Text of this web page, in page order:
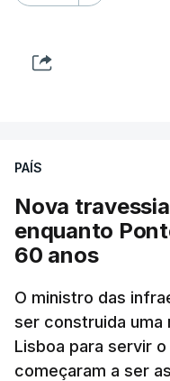
PAÍS
Nova
enquanto
60 anos
O ministro das
ser construida uma
Lisboa para servir
começaram a ser